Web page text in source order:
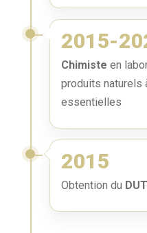
2015-
Chimiste en
produits naturels
essentielles
2015
Obtention du